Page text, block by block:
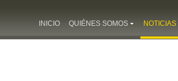
INICIO QUIÉNES SOMOS NOTICIAS